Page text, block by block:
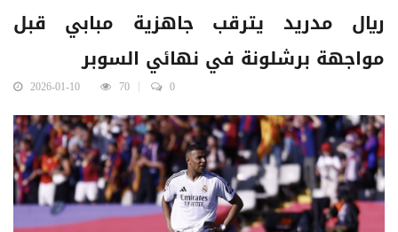
ريال مدريد يترقب جاهزية مبابي قبل
مواجهة برشلونة في نهائي السوبر
2026-01-10 70 0